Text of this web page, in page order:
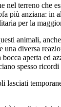
terreno che
anziana: in
per la
animali,
diversa
aperta ed
spesso